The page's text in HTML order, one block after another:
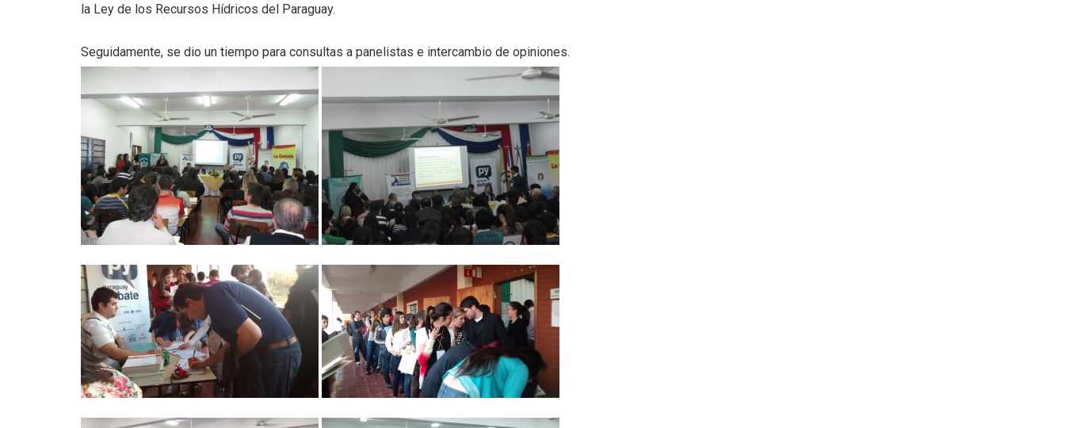
la Ley de los Recursos Hídricos del Paraguay.
Seguidamente, se dio un tiempo para consultas a panelistas e intercambio de opiniones.